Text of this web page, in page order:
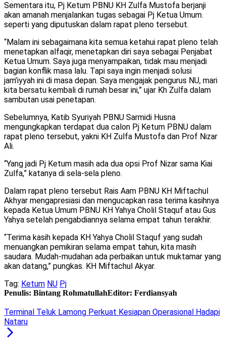
Sementara itu, Pj Ketum PBNU KH Zulfa Mustofa berjanji
akan amanah menjalankan tugas sebagai Pj Ketua Umum.
seperti yang diputuskan dalam rapat pleno tersebut.
“Malam ini sebagaimana kita semua ketahui rapat pleno telah
menetapkan alfaqir, menetapkan diri saya sebagai Penjabat
Ketua Umum. Saya juga menyampaikan, tidak mau menjadi
bagian konflik masa lalu. Tapi saya ingin menjadi solusi
jam’iyyah ini di masa depan. Saya mengajak pengurus NU, mari
kita bersatu kembali di rumah besar ini,” ujar Kh Zulfa dalam
sambutan usai penetapan.
Sebelumnya, Katib Syuriyah PBNU Sarmidi Husna
mengungkapkan terdapat dua calon Pj Ketum PBNU dalam
rapat pleno tersebut, yakni KH Zulfa Mustofa dan Prof Nizar
Ali.
“Yang jadi Pj Ketum masih ada dua opsi Prof Nizar sama Kiai
Zulfa,” katanya di sela-sela pleno.
Dalam rapat pleno tersebut Rais Aam PBNU KH Miftachul
Akhyar mengapresiasi dan mengucapkan rasa terima kasihnya
kepada Ketua Umum PBNU KH Yahya Cholil Staquf atau Gus
Yahya setelah pengabdiannya selama empat tahun terakhir.
“Terima kasih kepada KH Yahya Cholil Staquf yang sudah
menuangkan pemikiran selama empat tahun, kita masih
saudara. Mudah-mudahan ada perbaikan untuk muktamar yang
akan datang,” pungkas. KH Miftachul Akyar.
Tag: Ketum NU Pj
Penulis: Bintang RohmatullahEditor: Ferdiansyah
Terminal Teluk Lamong Perkuat Kesiapan Operasional Hadapi
Nataru